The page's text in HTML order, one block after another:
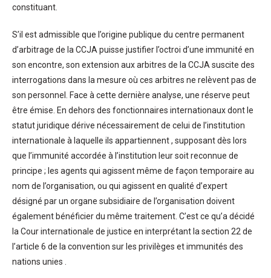
constituant.
S’il est admissible que l’origine publique du centre permanent
d’arbitrage de la CCJA puisse justifier l’octroi d’une immunité en
son encontre, son extension aux arbitres de la CCJA suscite des
interrogations dans la mesure où ces arbitres ne relèvent pas de
son personnel. Face à cette dernière analyse, une réserve peut
être émise. En dehors des fonctionnaires internationaux dont le
statut juridique dérive nécessairement de celui de l’institution
internationale à laquelle ils appartiennent , supposant dès lors
que l’immunité accordée à l’institution leur soit reconnue de
principe ; les agents qui agissent même de façon temporaire au
nom de l’organisation, ou qui agissent en qualité d’expert
désigné par un organe subsidiaire de l’organisation doivent
également bénéficier du même traitement. C’est ce qu’a décidé
la Cour internationale de justice en interprétant la section 22 de
l’article 6 de la convention sur les privilèges et immunités des
nations unies .